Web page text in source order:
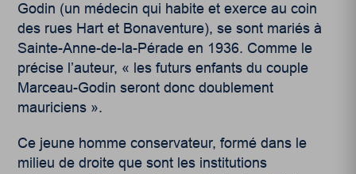
Godin (un médecin qui habite et exerce au coin
des rues Hart et Bonaventure), se sont mariés à
Sainte-Anne-de-la-Pérade en 1936. Comme le
précise l’auteur, « les futurs enfants du couple
Marceau-Godin seront donc doublement
mauriciens ».
Ce jeune homme conservateur, formé dans le
milieu de droite que sont les institutions